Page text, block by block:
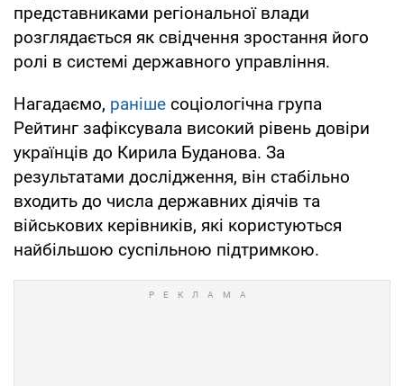
представниками регіональної влади
розглядається як свідчення зростання його
ролі в системі державного управління.
Нагадаємо, раніше соціологічна група
Рейтинг зафіксувала високий рівень довіри
українців до Кирила Буданова. За
результатами дослідження, він стабільно
входить до числа державних діячів та
військових керівників, які користуються
найбільшою суспільною підтримкою.